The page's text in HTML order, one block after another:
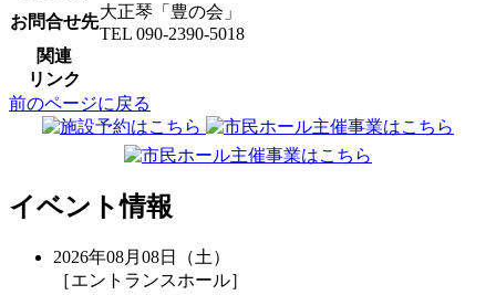
お問合せ先
大正琴「豊の会」
TEL 090-2390-5018
関連
リンク
前のページに戻る
イベント情報
2026年08月08日（土）
［エントランスホール］